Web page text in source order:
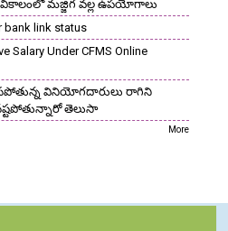
మజ్జిగ వల్ల ఉపయోగాలు
bank link status
Salary Under CFMS Online
వినియోగదారులు రాగిని
తెలుసా
More